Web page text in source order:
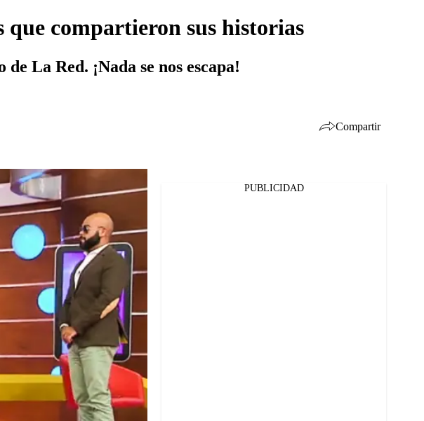
compartieron sus historias
La Red. ¡Nada se nos escapa!
Compartir
Whatsapp
PUBLICIDAD